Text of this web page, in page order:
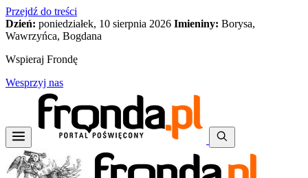
Przejdź do treści
Dzień: poniedziałek, 10 sierpnia 2026 Imieniny: Borysa,
Wawrzyńca, Bogdana
Wspieraj Frondę
Wesprzyj nas